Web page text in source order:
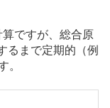
ですが、総合原
るまで定期的（例
。